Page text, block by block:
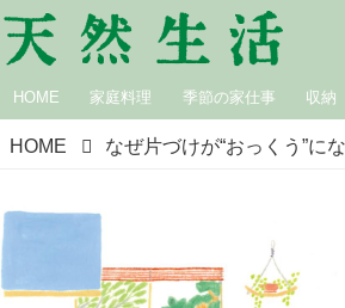
HOME 家庭料理 季節の家仕事 収納
HOME